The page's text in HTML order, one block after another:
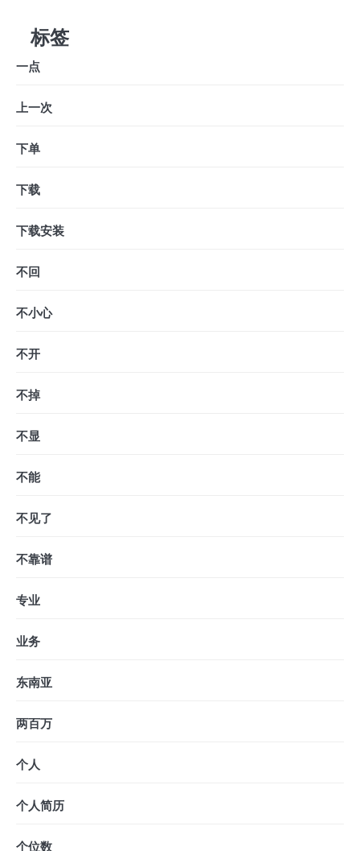
标签
一点
上一次
下单
下载
下载安装
不回
不小心
不开
不掉
不显
不能
不见了
不靠谱
专业
业务
东南亚
两百万
个人
个人简历
个位数